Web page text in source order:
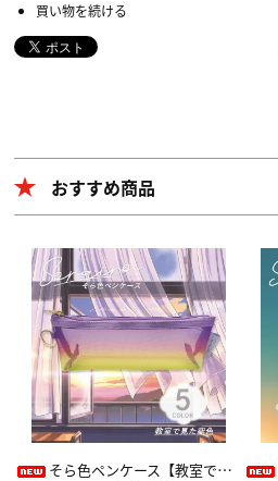
買い物を続ける
おすすめ商品
そら色ペンケース【教室で見た空色】